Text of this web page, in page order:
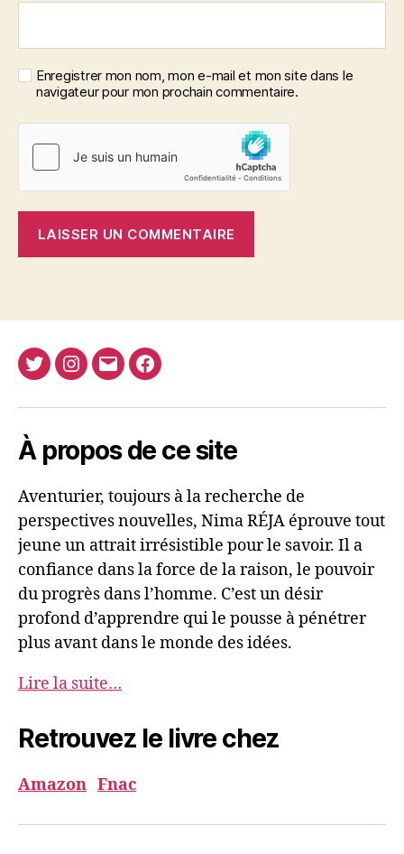
Enregistrer mon nom, mon e-mail et mon site dans le
navigateur pour mon prochain commentaire.
TwitterInstagram
E-
Facebook
À propos de ce site
Aventurier, toujours à la recherche de
perspectives nouvelles, Nima RÉJA éprouve tout
jeune un attrait irrésistible pour le savoir. Il a
confiance dans la force de la raison, le pouvoir
du progrès dans l’homme. C’est un désir
profond d’apprendre qui le pousse à pénétrer
plus avant dans le monde des idées.
Lire la suite…
Retrouvez le livre chez
Amazon Fnac